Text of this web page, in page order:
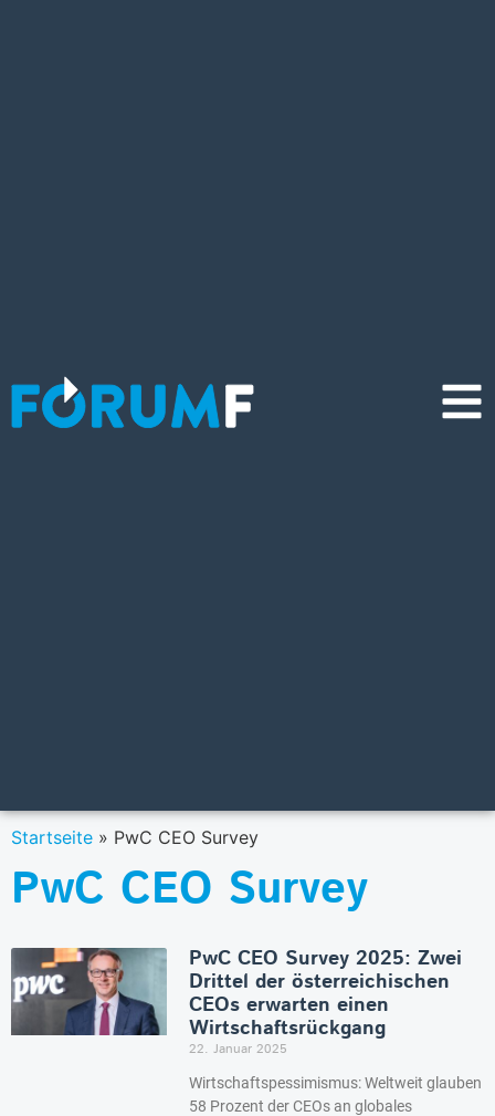
Startseite » PwC CEO Survey
PwC CEO Survey
PwC CEO Survey 2025: Zwei
Drittel der österreichischen
CEOs erwarten einen
Wirtschaftsrückgang
22. Januar 2025
Wirtschaftspessimismus: Weltweit glauben
58 Prozent der CEOs an globales